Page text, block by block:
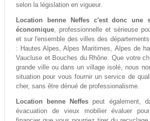
selon la législation en vigueur.
Location benne Neffes c'est donc une
économique, professionnelle et sérieuse
et sur l'ensemble des villes des
: Hautes Alpes, Alpes Maritimes, Alpes de
Vaucluse et Bouches du Rhône. Que votre
grande ville ou dans un village isolé, nous
situation pour vous fournir un service de
cher, sans être dénué de professionalisme.
Location benne Neffes peut également,
évacuation de vieux mobilier évaluer